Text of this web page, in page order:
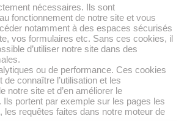
nécessaires. Ils sont
fonctionnement de notre site et vous
notamment à des espaces sécurisés
vos formulaires etc. Sans ces cookies, il
d’utiliser notre site dans des
ou de performance. Ces cookies
de connaître l’utilisation et les
notre site et d’en améliorer le
Ils portent par exemple sur les pages les
les requêtes faites dans notre moteur de